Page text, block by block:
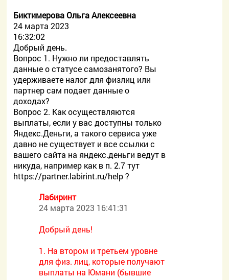
Биктимерова Ольга Алексеевна
24 марта 2023
16:32:02
Добрый день.
Вопрос 1. Нужно ли предоставлять
данные о статусе самозанятого? Вы
удерживаете налог для физлиц или
партнер сам подает данные о
доходах?
Вопрос 2. Как осуществляются
выплаты, если у вас доступны только
Яндекс.Деньги, а такого сервиса уже
давно не существует и все ссылки с
вашего сайта на яндекс.деньги ведут в
никуда, например как в п. 2.7 тут
https://partner.labirint.ru/help ?
Лабиринт
24 марта 2023 16:41:31
Добрый день!
1. На втором и третьем уровне
для физ. лиц, которые получают
выплаты на Юмани (бывшие